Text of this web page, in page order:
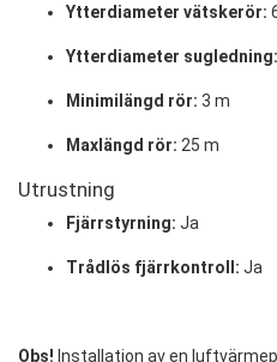
Ytterdiameter vätskerör:
Ytterdiameter sugledning:
Minimilängd rör: 3 m
Maxlängd rör: 25 m
Utrustning
Fjärrstyrning: Ja
Trådlös fjärrkontroll: Ja
Obs! Installation av en